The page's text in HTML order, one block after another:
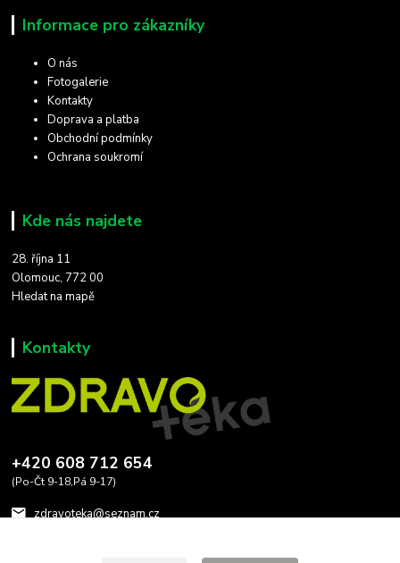
Informace pro zákazníky
O nás
Fotogalerie
Kontakty
Doprava a platba
Obchodní podmínky
Ochrana soukromí
Kde nás najdete
28. října 11
Olomouc, 772 00
Hledat na mapě
Kontakty
+420 608 712 654
(Po-Čt 9-18,Pá 9-17)
zdravoteka@seznam.cz